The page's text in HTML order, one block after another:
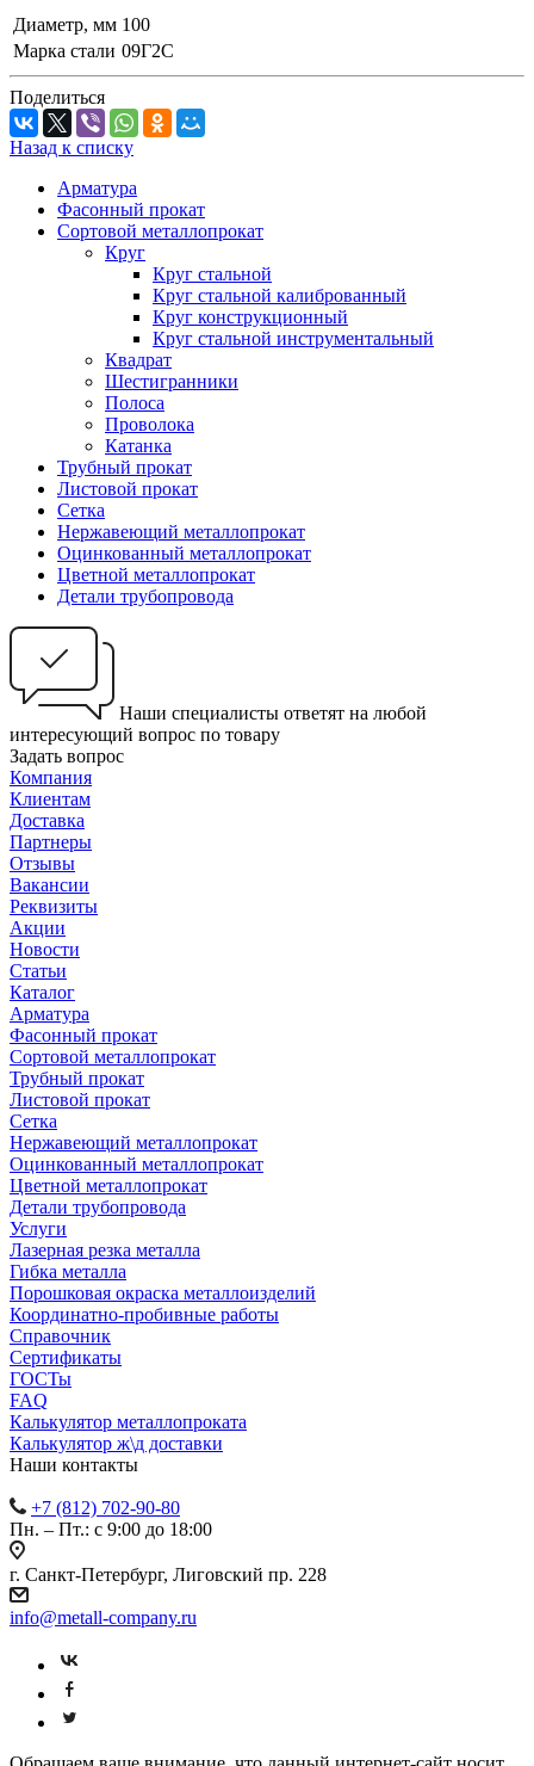
Диаметр, мм 100
Марка стали 09Г2С
Поделиться
Назад к списку
Арматура
Фасонный прокат
Сортовой металлопрокат
Круг
Круг стальной
Круг стальной калиброванный
Круг конструкционный
Круг стальной инструментальный
Квадрат
Шестигранники
Полоса
Проволока
Катанка
Трубный прокат
Листовой прокат
Сетка
Нержавеющий металлопрокат
Оцинкованный металлопрокат
Цветной металлопрокат
Детали трубопровода
Наши специалисты ответят на любой
интересующий вопрос по товару
Задать вопрос
Компания
Клиентам
Доставка
Партнеры
Отзывы
Вакансии
Реквизиты
Акции
Новости
Статьи
Каталог
Арматура
Фасонный прокат
Сортовой металлопрокат
Трубный прокат
Листовой прокат
Сетка
Нержавеющий металлопрокат
Оцинкованный металлопрокат
Цветной металлопрокат
Детали трубопровода
Услуги
Лазерная резка металла
Гибка металла
Порошковая окраска металлоизделий
Координатно-пробивные работы
Справочник
Сертификаты
ГОСТы
FAQ
Калькулятор металлопроката
Калькулятор ж\д доставки
Наши контакты
+7 (812) 702-90-80
Пн. – Пт.: с 9:00 до 18:00
г. Санкт-Петербург, Лиговский пр. 228
info@metall-company.ru